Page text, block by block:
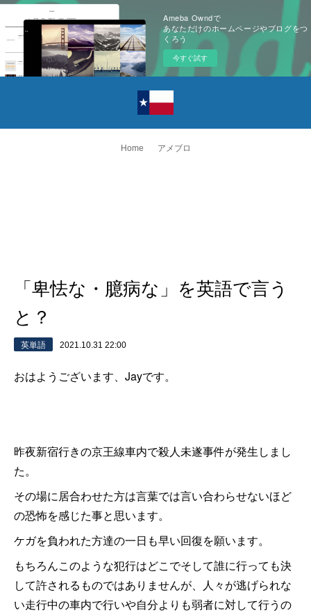
Ameba Owndで
あなただけのホームページやブログをつ
くろう
今すぐ試す
Home アメブロ
「卑怯な・臆病な」を英語で言う
と？
英単語 2021.10.31 22:00
おはようございます、Jayです。
昨夜新宿行きの京王線車内で殺人未遂事件が発生しまし
た。
その場に居合わせた方は言葉では言い合わらせないほど
の恐怖を感じた事と思います。
ケガを負われた方達の一日も早い回復を願います。
もちろんこのような犯行はどこでそして誰に行っても決
して許されるものではありませんが、人々が逃げられな
い走行中の車内で行いや自分よりも弱者に対して行うの